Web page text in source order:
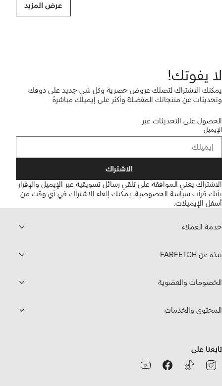
عرض المزيد
لا يفوتك!
يمكنك الاشتراك لتصلك عروض حصرية وكل شي جديد على ذوقك
وتحديثات عن منتجاتك المفضلة وأكثر على إيميلك مباشرةً
الحصول على التحديثات عبر
الإيميل
الاشتراك
الاشتراك يعني الموافقة على تلقي رسائل تسويقية عبر الإيميل والإقرار
بأنك قرأت سياسة الخصوصية. يمكنك إلغاء الاشتراك في أي وقت من
أسفل الإيميلات.
خدمة العملاء
نبذة عن FARFETCH
الخصومات والعضوية
المحتوى والخدمات
تابعنا على